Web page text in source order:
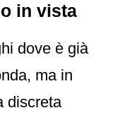
in vista
dove è già
ma in
discreta